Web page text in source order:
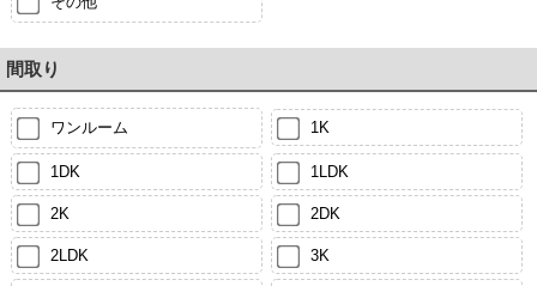
間取り
ワンルーム 1K
1DK 1LDK
2K 2DK
2LDK 3K